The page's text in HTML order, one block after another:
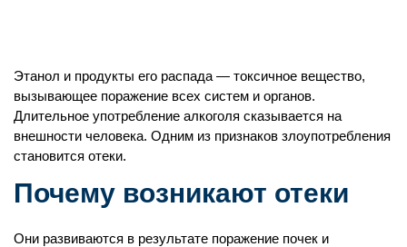
Этанол и продукты его распада — токсичное вещество,
вызывающее поражение всех систем и органов.
Длительное употребление алкоголя сказывается на
внешности человека. Одним из признаков злоупотребления
становится отеки.
Почему возникают отеки
Они развиваются в результате поражение почек и